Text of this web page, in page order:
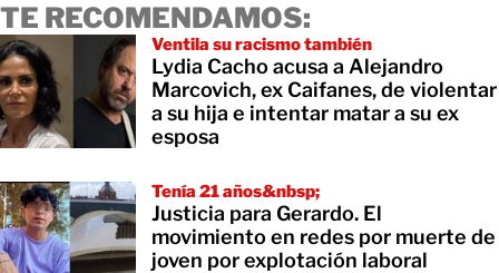
TE RECOMENDAMOS:
Ventila su racismo también
Lydia Cacho acusa a Alejandro
Marcovich, ex Caifanes, de violentar
a su hija e intentar matar a su ex
esposa
Tenía 21 años&nbsp;
Justicia para Gerardo. El
movimiento en redes por muerte de
joven por explotación laboral